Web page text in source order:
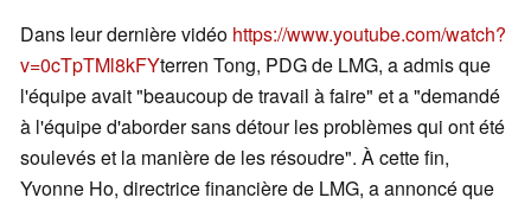
Dans leur dernière vidéo https://www.youtube.com/watch?
v=0cTpTMl8kFYterren Tong, PDG de LMG, a admis que
l'équipe avait "beaucoup de travail à faire" et a "demandé
à l'équipe d'aborder sans détour les problèmes qui ont été
soulevés et la manière de les résoudre". À cette fin,
Yvonne Ho, directrice financière de LMG, a annoncé que